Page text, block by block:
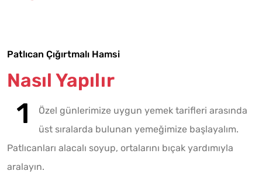
Patlıcan Çığırtmalı Hamsi
Nasıl Yapılır
Özel günlerimize uygun yemek tarifleri arasında
üst sıralarda bulunan yemeğimize başlayalım.
Patlıcanları alacalı soyup, ortalarını bıçak yardımıyla
aralayın.